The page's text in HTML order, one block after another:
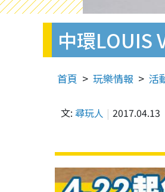
中環LOUIS
首頁 玩樂情報 活
文: 尋玩人 2017.04.13